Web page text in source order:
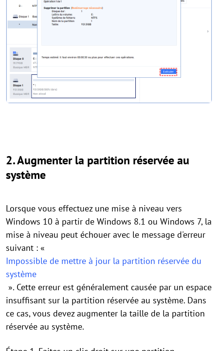
2. Augmenter la partition réservée au
système
Lorsque vous effectuez une mise à niveau vers
Windows 10 à partir de Windows 8.1 ou Windows 7, la
mise à niveau peut échouer avec le message d'erreur
suivant : «
Impossible de mettre à jour la partition réservée du
système
». Cette erreur est généralement causée par un espace
insuffisant sur la partition réservée au système. Dans
ce cas, vous devez augmenter la taille de la partition
réservée au système.